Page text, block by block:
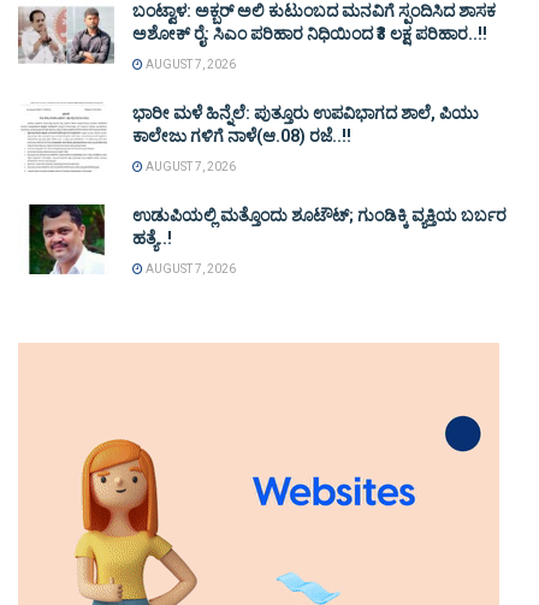
ಬಂಟ್ವಾಳ: ಅಕ್ಬರ್ ಅಲಿ ಕುಟುಂಬದ ಮನವಿಗೆ ಸ್ಪಂದಿಸಿದ ಶಾಸಕ
ಅಶೋಕ್ ರೈ: ಸಿಎಂ ಪರಿಹಾರ ನಿಧಿಯಿಂದ ₹3 ಲಕ್ಷ ಪರಿಹಾರ..!!
AUGUST 7, 2026
ಭಾರೀ ಮಳೆ ಹಿನ್ನೆಲೆ: ಪುತ್ತೂರು ಉಪವಿಭಾಗದ ಶಾಲೆ, ಪಿಯು
ಕಾಲೇಜು ಗಳಿಗೆ ನಾಳೆ(ಆ.08) ರಜೆ..!!
AUGUST 7, 2026
ಉಡುಪಿಯಲ್ಲಿ ಮತ್ತೊಂದು ಶೂಟೌಟ್‌; ಗುಂಡಿಕ್ಕಿ ವ್ಯಕ್ತಿಯ ಬರ್ಬರ
ಹತ್ಯೆ..!
AUGUST 7, 2026